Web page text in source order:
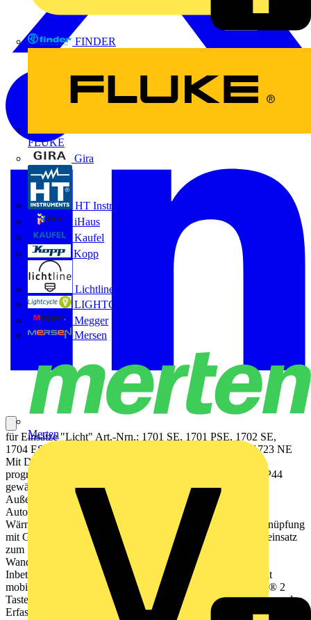
FINDER
FLUKE
Gira
HT Instruments GmbH
iHaus
Kaufel
Kopp
Lichtline
LIGHTCYCLE
Megger
Mersen
Merten
für Einsätze "Licht" Art.-Nrn.: 1701 SE, 1701 PSE, 1702 SE,
1704 ESE, 1710 DE, 1711 DE, 1712 DE, 1713 DSTE, 1723 NE
Mit Dichtungsset Art.-Nr.: AS CD 50 DS und
programmspezifischen "IP44-Rahmen" ist der Schutzgrad IP44
gewährleistet. IP44-Installation in Innenräumen und im
Außenbereich zulässig Bestimmungsgemäßer Gebrauch
Automatisches Schalten von Beleuchtung, abhängig von
Wärmebewegung und Umgebungshelligkeit Drahtlose Verknüpfung
mit Geräten des JUNG HOME Systems Betrieb mit Systemeinsatz
zum Schalten oder Dimmen oder Nebenstelle 3-Draht
Wandmontage auf Systemeinsatz Produkteigenschaften
Inbetriebnahme und Bedienung über JUNG HOME App mit
mobilem Endgerät (Smartphone oder Tablet) über Bluetooth® 2
Tasten für Dauer-EIN/AUS oder Automatikbetrieb Erweiterung des
Erfassungsbereiches durch Kombination mehrerer JUNG HOME